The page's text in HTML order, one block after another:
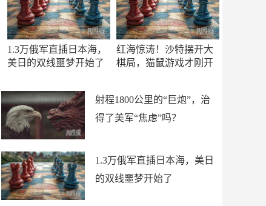
1.3万俄军直插日本海，
美日的双线噩梦开始了
红海惊涛！沙特摆开大
棋局，猫鼠游戏才刚开
射程1800公里的“巨炮”，治
得了美军“焦虑”吗？
1.3万俄军直插日本海，美日
的双线噩梦开始了